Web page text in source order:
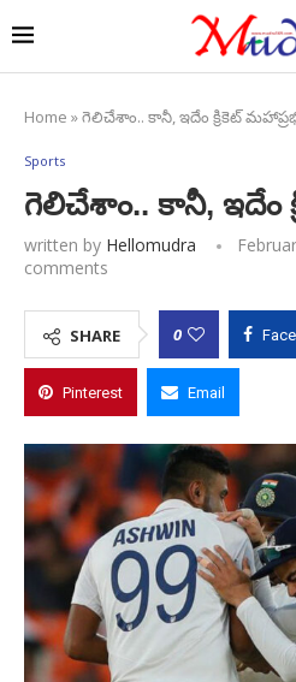
Home »గెలిచేశాం.. కానీ, ఇదేం క్రికెట్
Sports
గెలిచేశాం.. కానీ, ఇదేం
written by Hellomudra
comments
SHARE 0
Pinterest Email